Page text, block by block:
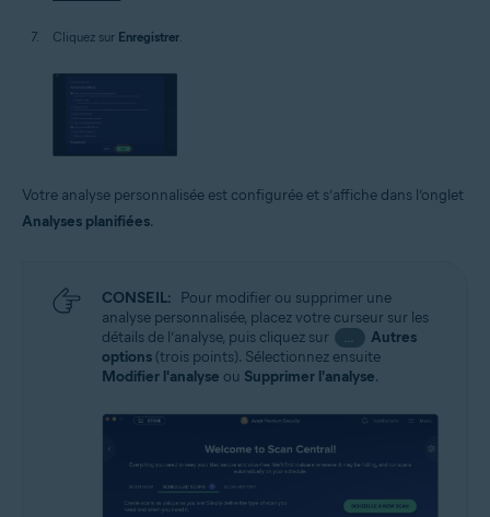
Cliquez sur Enregistrer
Votre analyse personnalisée est configurée et s’affiche dans l’onglet
Analyses planifiées.
CONSEIL: Pour modifier ou supprimer une
analyse personnalisée, placez votre curseur sur les
détails de l’analyse, puis cliquez sur
Autres
options (trois points). Sélectionnez ensuite
Modifier l'analyse ou Supprimer l'analyse.